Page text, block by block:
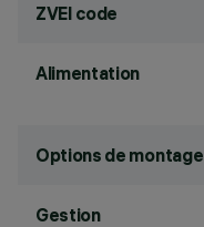
ZVEI code
Alimentation
Options de montage
Gestion